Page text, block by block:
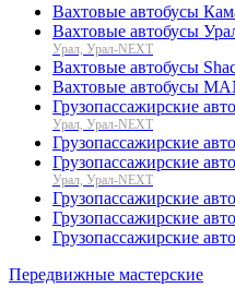
Вахтовые автобусы
Вахтовые автобусы
Урал, Урал-NEXT
Вахтовые автобусы
Вахтовые автобусы
Грузопассажирские
Урал, Урал-NEXT
Грузопассажирские
Грузопассажирские
Урал, Урал-NEXT
Грузопассажирские
Грузопассажирские
Грузопассажирские
Передвижные мастерские